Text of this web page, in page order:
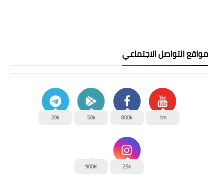
مواقع التواصل الاجتماعي
1m
800k
50k
20k
25k
900K